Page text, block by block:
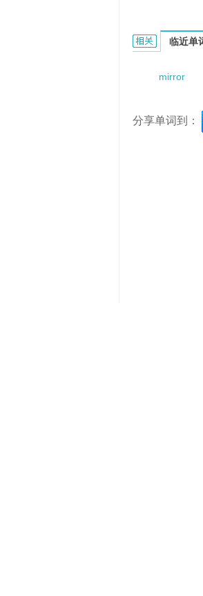
mirror troght
临近单
mirror
分享单词到：